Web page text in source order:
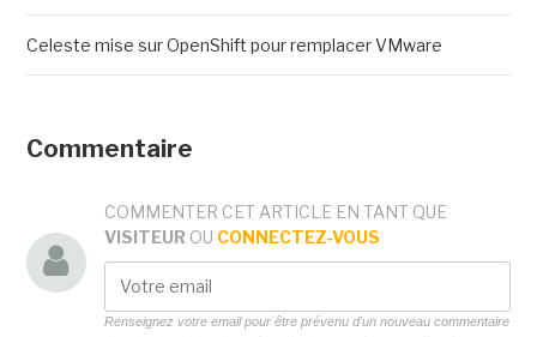
Celeste mise sur OpenShift pour remplacer VMware
Commentaire
COMMENTER CET ARTICLE EN TANT QUE
VISITEUR OU CONNECTEZ-VOUS
Renseignez votre email pour être prévenu d'un nouveau commentaire